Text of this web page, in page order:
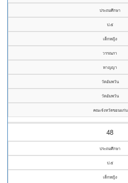
ประถมศึกษา
ป.๕
เด็กหญิง
วรรณภา
หาญญา
วัดอัมพวัน
วัดอัมพวัน
คณะจังหวัดขอนแก่น
48
ประถมศึกษา
ป.๕
เด็กหญิง